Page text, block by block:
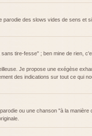
parodie des slows vides de sens et
tire-fesse" ; ben mine de rien,
Je propose une exégèse
des indications sur tout ce qui
ou une chanson "à la manière